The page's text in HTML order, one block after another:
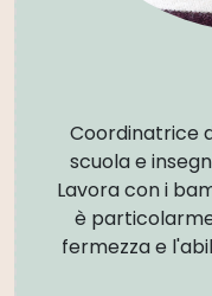
Coordinatrice
scuola e
Lavora con i
è
fermezza e